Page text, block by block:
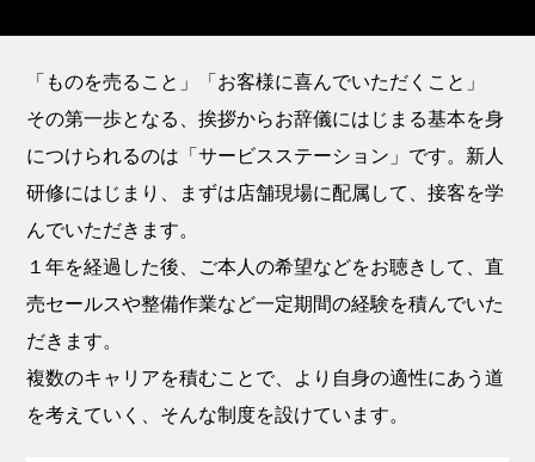
「ものを売ること」「お客様に喜んでいただくこと」
その第一歩となる、挨拶からお辞儀にはじまる基本を身
につけられるのは「サービスステーション」です。新人
研修にはじまり、まずは店舗現場に配属して、接客を学
んでいただきます。
１年を経過した後、ご本人の希望などをお聴きして、直
売セールスや整備作業など一定期間の経験を積んでいた
だきます。
複数のキャリアを積むことで、より自身の適性にあう道
を考えていく、そんな制度を設けています。